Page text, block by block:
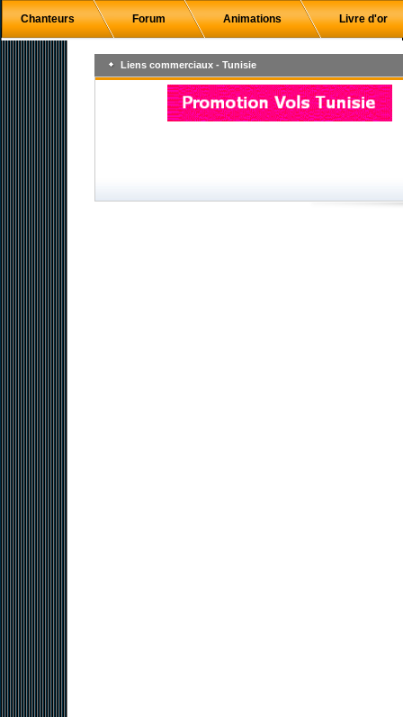
Chanteurs Forum Animations Livre d'or
Liens commerciaux - Tunisie